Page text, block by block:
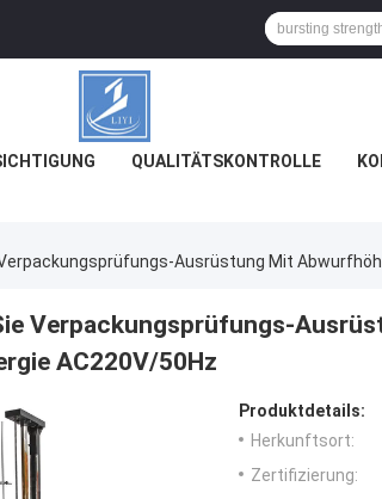
QUALITÄTSKONTROLLE
Ausrüstung Mit
Verpackungsprüfungs-
AC220V/50Hz
Produktdetails:
Herkunftsort:
Zertifizierung: